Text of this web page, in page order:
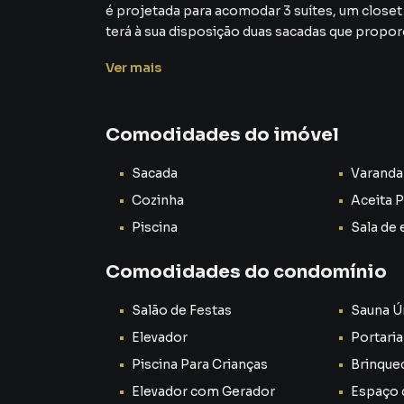
é projetada para acomodar 3 suítes, um
terá à sua disposição duas sacadas que
Uma das varandas possui uma piscina
oferecendo um espaço perfeito para
casa e poder desfrutar de um banho de
Nossa Senhora das Graças é um bairro nobre
qualidade de vida. Morar aqui é sinônimo de
acesso a tudo o que você precisa. A região
supermercados, farmácias, padarias,
próximo aos principais pontos de interesse
Ver mais
Comodidades do imóvel
Sacada Varanda
Cozinha
Aceita
Piscina
Sala de
Comodidades do condomínio
Salão de Festas Sauna
Elevador
Portaria
Piscina Para Crianças
Elevador com Gerador
Espaço